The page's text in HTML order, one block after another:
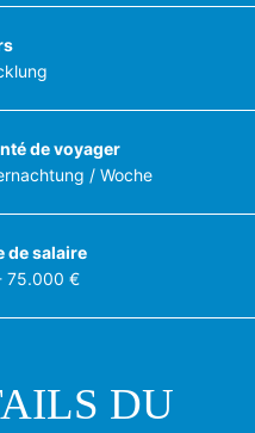
de voyager
/ Woche
de salaire
75.000 €
DU